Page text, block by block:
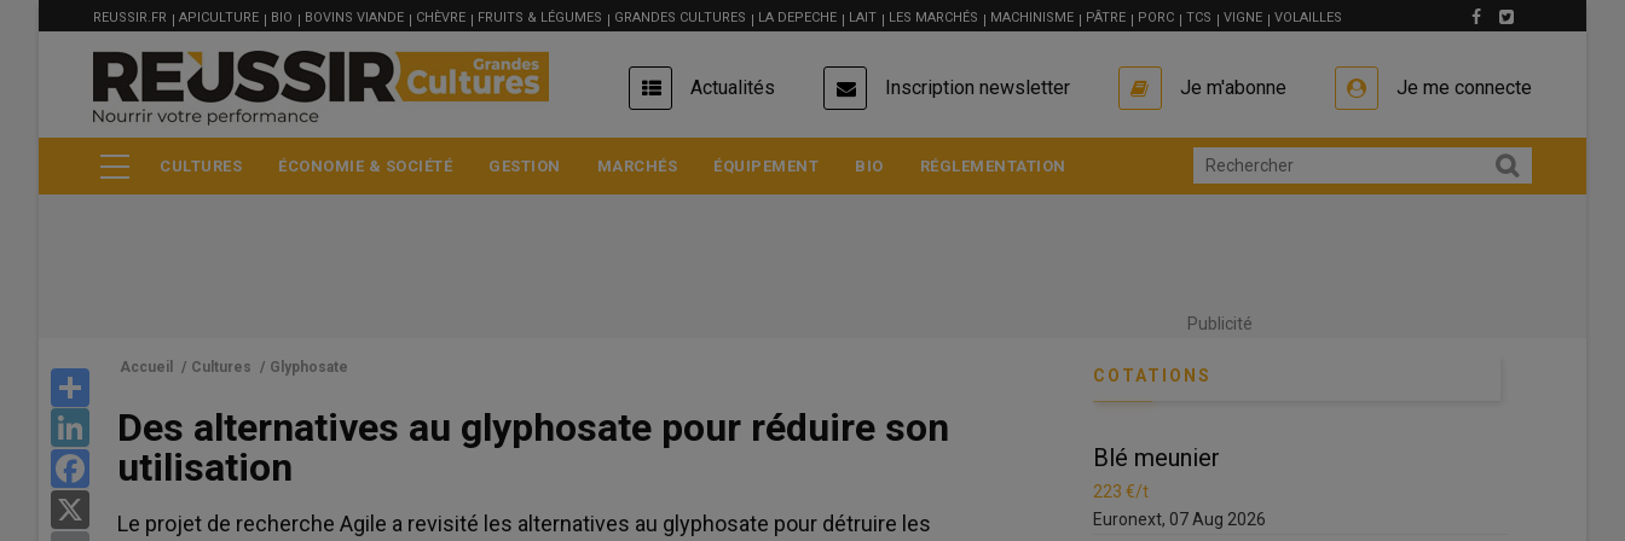
MENU
FILIÈRE
REUSSIR.FR APICULTURE BIO BOVINS VIANDE CHÈVRE FRUITS & LÉGUMES GRANDES CULTURES LA DEPECHE LAIT LES MARCHÉS MACHINISME PÂTRE PORC TCS VIGNE VOLAILLES
USER
ACCOUNT
MENU
Actualités Inscription newsletter Je m'abonne Je me connecte
CULTURES ÉCONOMIE & SOCIÉTÉ GESTION MARCHÉS ÉQUIPEMENT BIO RÉGLEMENTATION
Publicité
LinkedIn
Facebook
Accueil / Cultures / Glyphosate
Des alternatives au glyphosate pour réduire son
utilisation
Le projet de recherche Agile a revisité les alternatives au glyphosate pour détruire les
COTATIONS
Blé meunier
Euronext, 07 Aug 2026
Blé meunier
223 €/t
Euronext, 07 Aug 2026